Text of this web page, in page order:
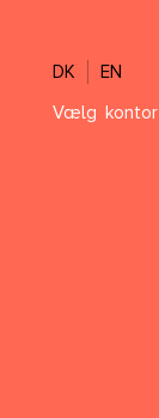
DK
EN
Vælg kontor